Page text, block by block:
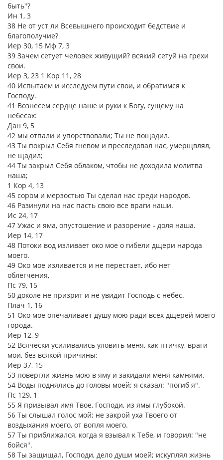
быть"?
Ин 1, 3
38 Не от уст ли Всевышнего происходит бедствие и
благополучие?
Иер 30, 15 Мф 7, 3
39 Зачем сетует человек живущий? всякий сетуй на грехи
свои.
Иер 3, 23 1 Кор 11, 28
40 Испытаем и исследуем пути свои, и обратимся к
Господу.
41 Вознесем сердце наше и руки к Богу, сущему на
небесах:
Дан 9, 5
42 мы отпали и упорствовали; Ты не пощадил.
43 Ты покрыл Себя гневом и преследовал нас, умерщвлял,
не щадил;
44 Ты закрыл Себя облаком, чтобы не доходила молитва
наша;
1 Кор 4, 13
45 сором и мерзостью Ты сделал нас среди народов.
46 Разинули на нас пасть свою все враги наши.
Ис 24, 17
47 Ужас и яма, опустошение и разорение - доля наша.
Иер 14, 17
48 Потоки вод изливает око мое о гибели дщери народа
моего.
49 Око мое изливается и не перестает, ибо нет
облегчения,
Пс 79, 15
50 доколе не призрит и не увидит Господь с небес.
Плач 1, 16
51 Око мое опечаливает душу мою ради всех дщерей моего
города.
Иер 12, 9
52 Всячески усиливались уловить меня, как птичку, враги
мои, без всякой причины;
Иер 37, 15
53 повергли жизнь мою в яму и закидали меня камнями.
54 Воды поднялись до головы моей; я сказал: "погиб я".
Пс 129, 1
55 Я призывал имя Твое, Господи, из ямы глубокой.
56 Ты слышал голос мой; не закрой уха Твоего от
воздыхания моего, от вопля моего.
57 Ты приближался, когда я взывал к Тебе, и говорил: "не
бойся".
58 Ты защищал, Господи, дело души моей; искуплял жизнь